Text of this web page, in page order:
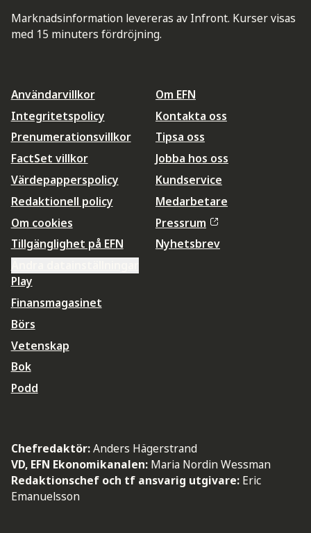
Marknadsinformation levereras av Infront. Kurser visas
med 15 minuters fördröjning.
Användarvillkor
Integritetspolicy
Prenumerationsvillkor
FactSet villkor
Värdepapperspolicy
Redaktionell policy
Om cookies
Tillgänglighet på EFN
Om EFN
Kontakta oss
Tipsa oss
Jobba hos oss
Kundservice
Medarbetare
Pressrum
Nyhetsbrev
Play
Finansmagasinet
Börs
Vetenskap
Bok
Podd
Chefredaktör:Anders Hägerstrand
VD, EFN Ekonomikanalen: Maria Nordin Wessman
Redaktionschef och tf ansvarig utgivare: Eric
Emanuelsson